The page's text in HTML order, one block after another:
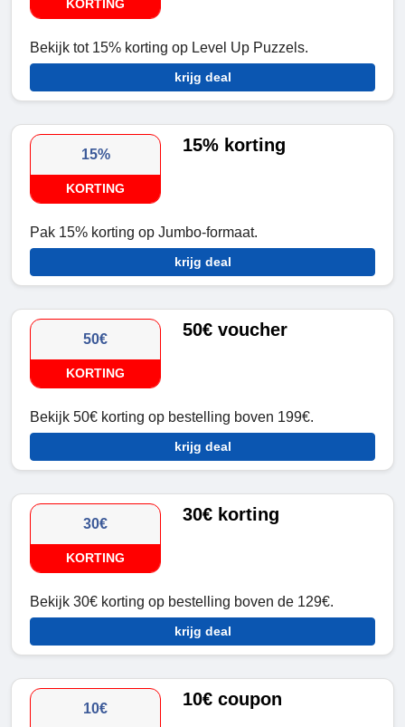
KORTING
Bekijk tot 15% korting op Level Up Puzzels.
krijg deal
15%
KORTING
15% korting
Pak 15% korting op Jumbo-formaat.
krijg deal
50€
KORTING
50€ voucher
Bekijk 50€ korting op bestelling boven 199€.
krijg deal
30€
KORTING
30€ korting
Bekijk 30€ korting op bestelling boven de 129€.
krijg deal
10€ 10€ coupon